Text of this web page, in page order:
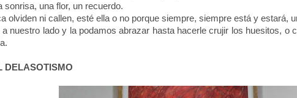
sonrisa, una flor, un recuerdo.
olviden ni callen, esté ella o no porque siempre, siempre está y estará,
nuestro lado y la podamos abrazar hasta hacerle crujir los huesitos, o
DELASOTISMO